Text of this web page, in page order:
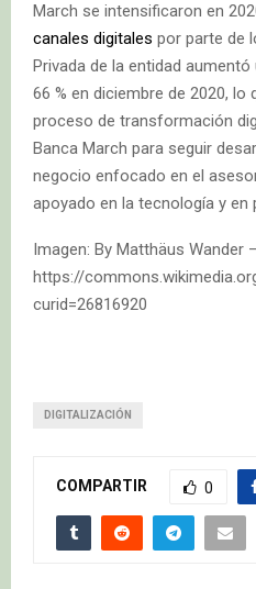
March se intensificaron en
canales digitales por parte de
Privada de la entidad
66 % en diciembre de 2020, lo
proceso de transformación
Banca March para seguir
negocio enfocado en el
apoyado en la tecnología y
Imagen: By Matthäus Wander
https://
curid=26816920
DIGITALIZACIÓN
COMPARTIR 0